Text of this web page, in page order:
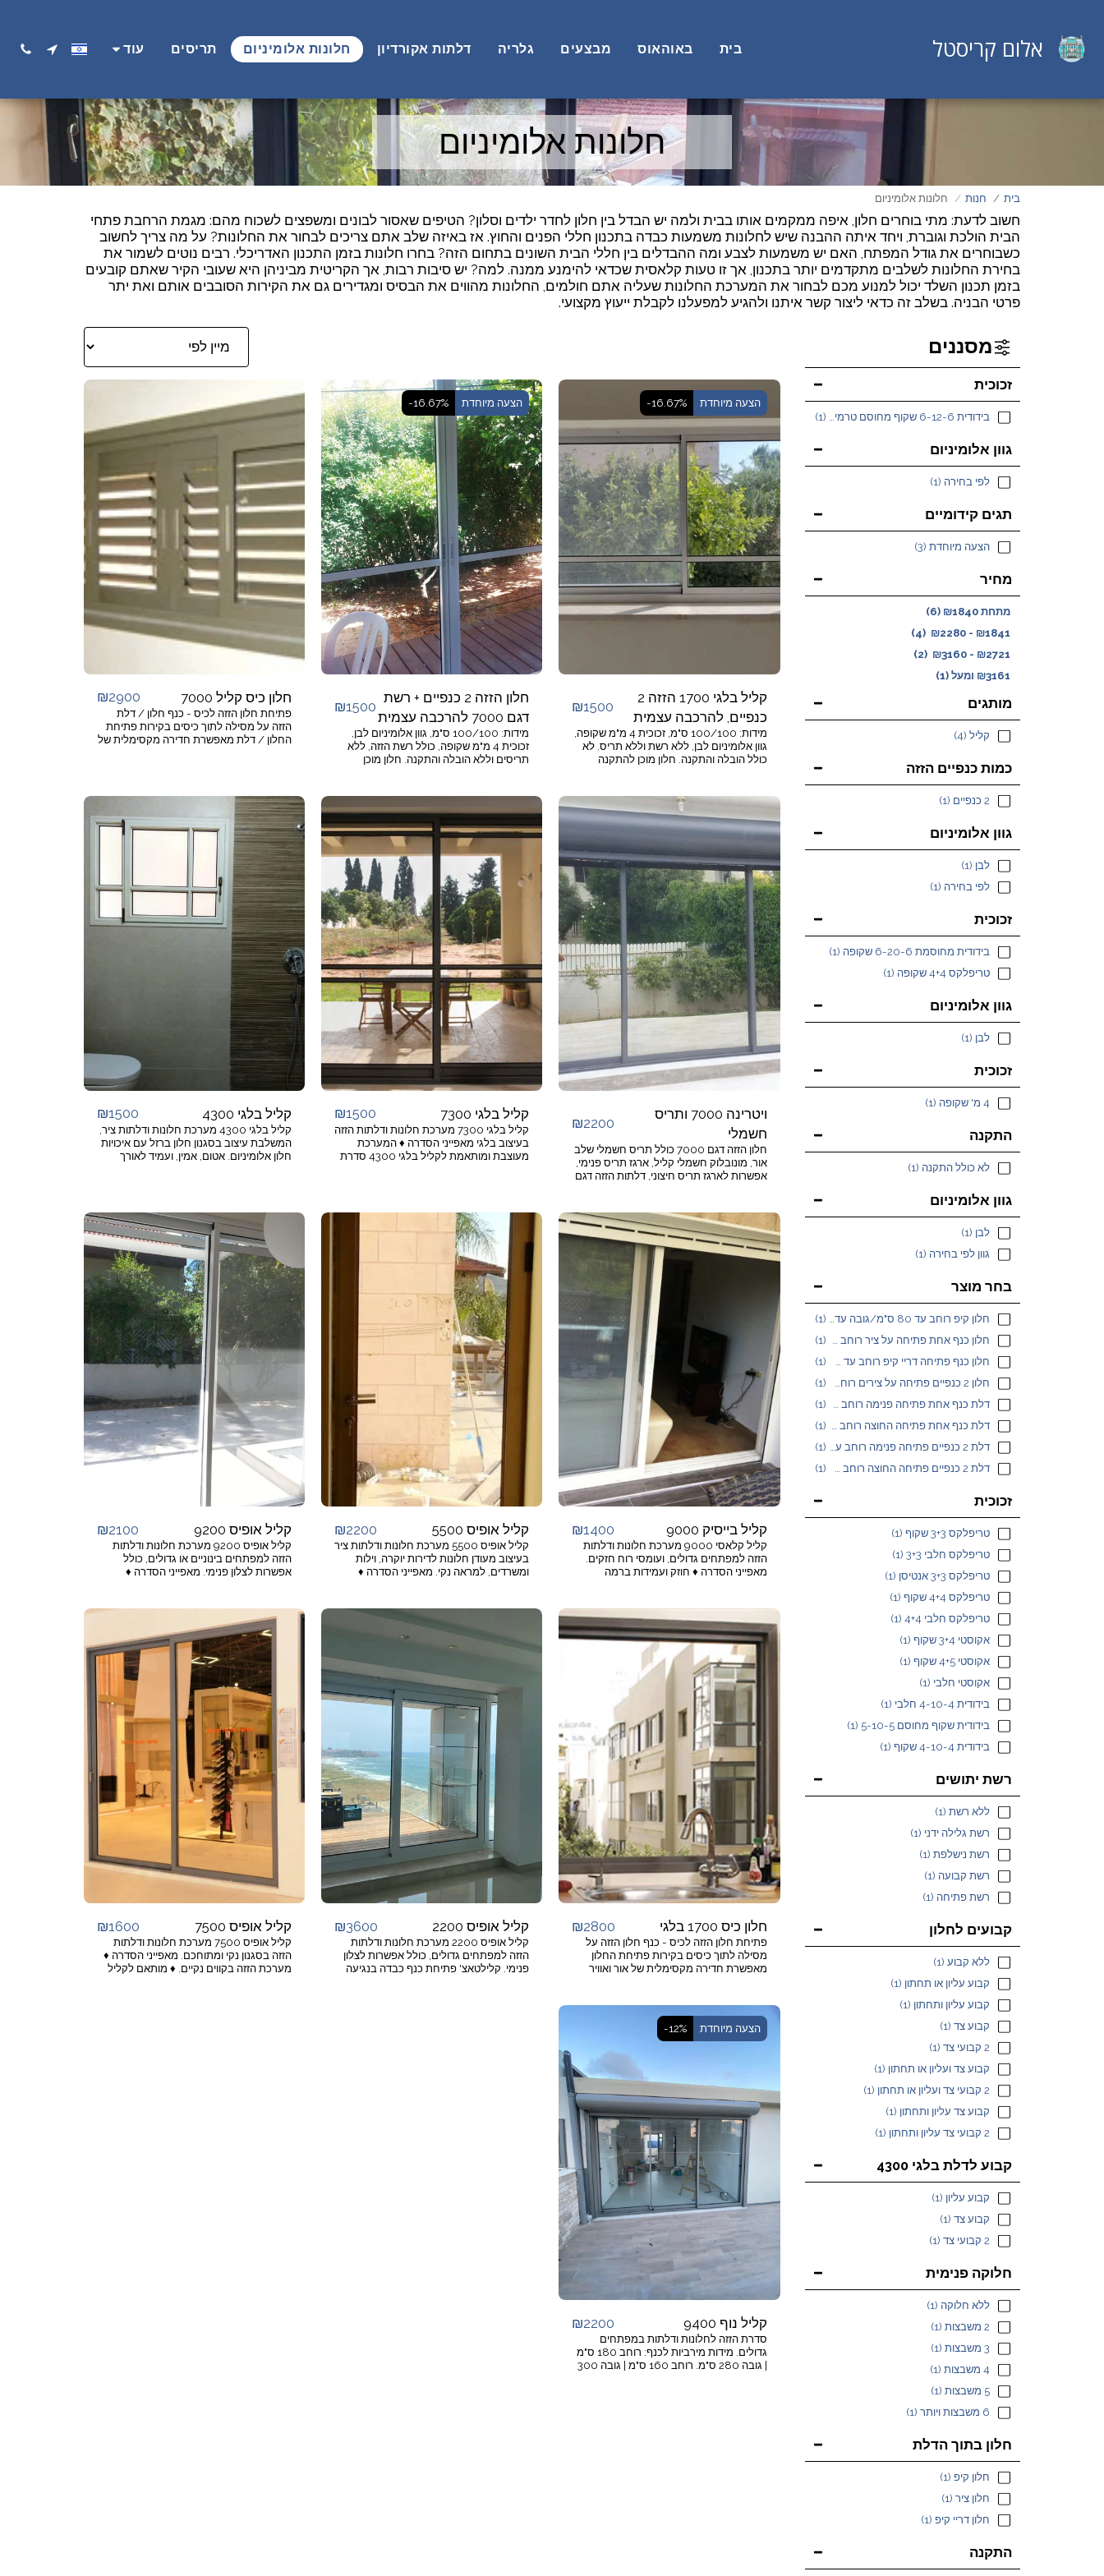
אלום קריסטל בית באוהאוס מבצעים גלריה דלתות אקורדיון חלונות אלומיניום תריסים עוד
חלונות אלומיניום
בית חנות חלונות אלומיניום
חשוב לדעת: מתי בוחרים חלון, איפה ממקמים אותו בבית ולמה יש הבדל בין חלון לחדר ילדים וסלון? הטיפים שאסור לבונים ומשפצים לשכוח מהם: מגמת הרחבת פתחי
הבית הולכת וגוברת, ויחד איתה ההבנה שיש לחלונות משמעות כבדה בתכנון חללי הפנים והחוץ. אז באיזה שלב אתם צריכים לבחור את החלונות? על מה צריך לחשוב
כשבוחרים את גודל המפתח, האם יש משמעות לצבע ומה ההבדלים בין חללי הבית השונים בתחום הזה? בחרו חלונות בזמן התכנון האדריכלי. רבים נוטים לשמור את
בחירת החלונות לשלבים מתקדמים יותר בתכנון, אך זו טעות קלאסית שכדאי להימנע ממנה. למה? יש סיבות רבות, אך הקריטית מביניהן היא שעובי הקיר שאתם קובעים
בזמן תכנון השלד יכול למנוע מכם לבחור את המערכת החלונות שעליה אתם חולמים, החלונות מהווים את הבסיס ומגדירים גם את הקירות הסובבים אותם ואת יתר
פרטי הבניה. בשלב זה כדאי ליצור קשר איתנו ולהגיע למפעלנו לקבלת ייעוץ מקצועי.
מסננים
מחיר
מתחת ₪1840
(6)
₪1841
-
₪2280
(4)
₪2721
-
₪3160
(2)
₪3161 ומעל (1)
מותגים
קליל(4)
גוון אלומיניום
לבן (1)
כמות כנפיים הזזה
(1)
זכוכית
(1)
התקנה
לא כולל התקנה (1)
גוון אלומיניום
לבן (1)
גוון לפי בחירה (1)
בחר מוצר
חלון קיפ רוחב עד 80 ס"מ/גובה עד 80 ס"מ (1)
חלון כנף אחת פתיחה על ציר רוחב עד 80 ס"מ/גובה עד 8 (1)
חלון כנף פתיחה דריי קיפ רוחב עד 80 ס"מ/גובה עד 80
(1)
חלון 2 כנפיים פתיחה על צירים רוחב עד 100 ס"מ/גובה
(1)
דלת כנף אחת פתיחה פנימה רוחב עד 90 ס"מ/גובה עד 210
(1)
דלת כנף אחת פתיחה החוצה רוחב עד 90 ס"מ/גובה עד 210 (1)
דלת 2 כנפיים פתיחה פנימה רוחב עד 180 ס"מ/גובה עד 2 (1)
דלת 2 כנפיים פתיחה החוצה רוחב עד 180 ס"מ/גובה עד 2
(1)
זכוכית
טריפלקס 3+3 שקוף
(1)
טריפלקס חלבי 3+3
(1)
טריפלקס 3+3 אנטיסן
(1)
טריפלקס 4+4 שקוף
(1)
טריפלקס חלבי 4+4
(1)
אקוסטי 3+4 שקוף
(1)
אקוסטי 4+5 שקוף
(1)
אקוסטי חלבי (1)
בידודית 4-10-4 חלבי
(1)
בידודית שקוף מחוסם 5-10-5
(1)
בידודית 4-10-4 שקוף
(1)
רשת יתושים
ללא רשת(1)
רשת גלילה ידני (1)
רשת נישלפת(1)
רשת קבועה (1)
רשת פתיחה (1)
קבוע לדלת בלגי 4300
קבוע עליון (1)
קבוע צד(1)
(1)
קבועים לחלון
ללא קבוע(1)
קבוע עליון או תחתון (1)
קבוע עליון ותחתון (1)
קבוע צד(1)
(1)
קבוע צד ועליון או תחתון (1)
(1)
קבוע צד עליון ותחתון (1)
(1)
חלוקה פנימית
ללא חלוקה (1)
(1)
(1)
(1)
(1)
(1)
חלון בתוך הדלת
חלון קיפ (1)
חלון ציר(1)
חלון דריי קיפ (1)
התקנה
גוון אלומיניום
לבן (1)
לפי בחירה (1)
זכוכית
בידודית מחוסמת 6-20-6 שקופה
(1)
טריפלקס 4+4 שקופה
(1)
זכוכית
בידודית 6-12-6 שקוף מחוסם טרמי (בידוד חום/קור) (1)
גוון אלומיניום
לפי בחירה (1)
תגים קידומיים
הצעה מיוחדת(3)
הצעה מיוחדת -16.67%
קליל בלגי 1700 הזזה 2
כנפיים, להרכבה עצמית
₪1500
מידות: 100/100 ס"מ, זכוכית 4 מ"מ שקופה,
גוון אלומיניום לבן, ללא רשת וללא תריס. לא
כולל הובלה והתקנה. חלון מוכן להתקנה
הצעה מיוחדת -16.67%
חלון הזזה 2 כנפיים + רשת
דגם 7000 להרכבה עצמית
₪1500
מידות: 100/100 ס"מ, גוון אלומיניום לבן,
זכוכית 4 מ"מ שקופה, כולל רשת הזזה, ללא
תריסים וללא הובלה והתקנה. חלון מוכן
חלון כיס קליל 7000 ₪2900
פתיחת חלון הזזה לכיס - כנף חלון / דלת
הזזה על מסילה לתוך כיסים בקירות פתיחת
החלון / דלת מאפשרת חדירה מקסימלית של
ויטרינה 7000 ותריס
חשמלי
₪2200
חלון הזזה דגם 7000 כולל תריס חשמלי שלב
אור, מונובלוק חשמלי קליל, ארגז תריס פנימי,
אפשרות לארגז תריס חיצוני, דלתות הזזה דגם
מוקצף
קליל בלגי 7300 ₪1500
קליל בלגי 7300 מערכת חלונות ודלתות הזזה
בעיצוב בלגי מאפייני הסדרה ♦ המערכת
מעוצבת ומותאמת לקליל בלגי 4300 סדרת
והפעלת הכנף עם ידית סיבובית נוחה. ♦
חסכוני בתחזוקה, הפרופילים אינם נתקפים
חלודה הנפוצה בחלונות ברזל. ♦ ניתן לשלב
זכוכית חלבית, עץ, ויטראז'ים ועוד. ♦ איטום
וחוזק ע''פ הרמה הגבוהה של התקן. מתאים
240 ס''מ, משקל עד 140 ק''ג לכנף. ♦ כנף
ס''מ. יישומים ♦ 2/3 כנפיים הזזה כנף על כנף.
♦ 4/6 כנפיים הזזה על 2/3 נתיבים
בהתאמה. ♦ חלונות/דלתות הזזה לכיס
בודד/כפול משולבים עם רשת ותריס רפפה.
♦ שילוב עם חלקים קבועים צד/עליון/תחתון.
♦ אפשרות לפתיחת מג'יקליל - פתיחת הכנף
על ציר לניקוי.
קליל בלגי 4300 ₪1500
קליל בלגי 4300 מערכת חלונות ודלתות ציר,
המשלבת עיצוב בסגנון חלון ברזל עם איכויות
חלון אלומיניום. אטום, אמין, ועמיד לאורך
חלודה הנפוצה בחלונות ברזל. ♦ ניתן לשלב
זכוכית חלבית, עץ, ויטראז'ים ועוד. ♦ מבחר
רב של ידיות בעיצובים שונים. מתאים
למפתחים ♦ חלון 4300: רוחב עד 80 ס''מ
גובה עד 120 ס''מ לכנף. ♦ דלת 4300: רוחב
עד 90 ס''מ גובה עד 210 ס''מ לכנף. יישומים
♦ 4/3/2/1 כנפיים על ציר פתיחה פנימה. ♦
חלונות קיפ פתיחה פנימה. ♦ חלונות דריי קיפ.
♦ חלון 2 כנפיים - כנף אחת דריי קיפ. ♦ דלתות
כנף אחת או שתיים פתיחה פנימה/החוצה. ♦
שילוב קבועים צד/עליון/תחתון בדלתות
ובחלונות. ♦ שילוב עם רשת ותריס רפפה או
קליל בייסיק 9000 ₪1400
קליל קלאסי 9000 מערכת חלונות ודלתות
הזזה למפתחים גדולים, ועומסי רוח חזקים.
מאפייני הסדרה ♦ חוזק ועמידות ברמה
בלגי 1700 וקליל קלאסי 7000. מתאים
למפתחים ♦ חלון/דלת: רוחב עד 180 ס''מ,
גובה עד 280 ס''מ לכנף. ♦ עד 240 ק''ג
לכנף. יישומים ♦ 2/3 כנפיים הזזה כנף על
בהתאמה. ♦ הזזה לכיס בודד/כפול משולב
עם רשת ותריס רפפה. ♦ שילוב עם קבועים:
עליון, תחתון וצד. ♦ חלונות ודלתות פנורמיים.
קליל אופיס 5500 ₪2200
קליל אופיס 5500 מערכת חלונות ודלתות ציר
בעיצוב מעודן חלונות לדירות יוקרה, וילות
ומשרדים, למראה נקי. מאפייני הסדרה ♦
לגמישות מירבית בעיצוב פתחי הבית. ♦ כנף
סמויה מבחוץ בחלון ובדלת. אפשרות לצירים
סמויים בחלון ציר, וגם בחלון דריי קיפ. ♦
מתאים לדירות יוקרה, וילות, בנייני ציבור,
ומשרדים. ♦ עמד בבדיקות מכון התקנים
לרמה E (הגבוהה ביותר). מתאים למפתחים
♦ חלונות: רוחב עד 150 ס''מ, גובה עד 150
ס''מ לכנף. ♦ דלתות: רוחב עד 90 ס''מ, גובה
עד 220 ס''מ לכנף. יישומים ♦ כנף אחת או
שתי כנפיים, פתיחה פנימה. ♦ קיפ פתיחה
פנימה. ♦ חלונות: דריי קיפ/דריי קיפ לוגי. ♦
דלתות: כנף אחת או שתיים פתיחה פנימה. ♦
שילוב עם קבועים צד/עליון/תחתון. ♦ חלון
שתי כנפיים - כנף אחת דריי קיפ.
קליל אופיס 9200 ₪2100
קליל אופיס 9200 מערכת חלונות ודלתות
הזזה למפתחים בינוניים או גדולים, כולל
אפשרות לצלון פנימי. מאפייני הסדרה ♦
לעומסים גדולים. ♦ אמינות, איטום ונוחות
לאורך שנים. ♦ שילוב זכוכית עם צלון פנימי
אינטגרלי. ♦ מסילות מיוחדות נגד שחיקת
צבע. ♦ אפשרות נעילה רב נקודתית ונעילה
בנקודה אחת. ♦ סגירה והפעלת הכנף עם
ידית סיבובית נוחה. מתאים למפתחים ♦ רוחב
עד 200 ס''מ, גובה עד 300 ס''מ ויותר לכנף.
♦ משקל עד 240 ק''ג לכנף. יישומים ♦ 2/3
כנפיים הזזה כנף על כנף, 4/6 כנפיים הזזה
על 2/3 נתיבים בהתאמה. ♦ שילוב עם
חלקים קבועים עליון/תחתון/צד.
חלון כיס 1700 בלגי ₪2800
פתיחת חלון הזזה לכיס - כנף חלון הזזה על
מסילה לתוך כיסים בקירות פתיחת החלון
מאפשרת חדירה מקסימלית של אור ואוויר
קליל אופיס 2200 ₪3600
קליל אופיס 2200 מערכת חלונות ודלתות
הזזה למפתחים גדולים, כולל אפשרות לצלון
פנימי. קלילטאצ' פתיחת כנף כבדה בנגיעה
קליל אופיס 7500 ₪1600
קליל אופיס 7500 מערכת חלונות ודלתות
הזזה בסגנון נקי ומתוחכם. מאפייני הסדרה ♦
מערכת הזזה בקווים נקיים. ♦ מותאם לקליל
הצעה מיוחדת -12%
קליל נוף 9400 ₪2200
סדרת הזזה לחלונות ודלתות במפתחים
גדולים. מידות מירביות לכנף: רוחב 180 ס"מ
| גובה 280 ס"מ. רוחב 160 ס"מ | גובה 300